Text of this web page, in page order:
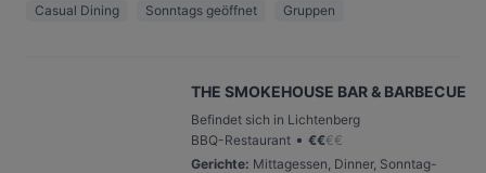
Casual Dining Sonntags geöffnet Gruppen
THE SMOKEHOUSE BAR & BARBECUE
Befindet sich in Lichtenberg
BBQ-Restaurant • €€€€
Gerichte: Mittagessen, Dinner, Sonntag-